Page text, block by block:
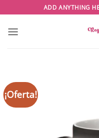
al
contenido
ADD ANYTHING
¡Oferta!